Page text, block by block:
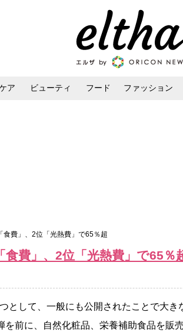
ア ビューティ フード ファッション
食費」、2位「光熱費」で65％超
費」、2位「光熱費」で65％
して、一般にも公開されたことで大き
を前に、自然化粧品、栄養補助食品を販